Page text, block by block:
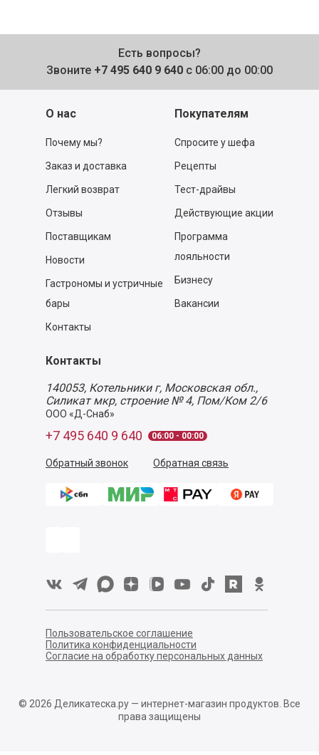
Есть вопросы?
Звоните +7 495 640 9 640 с 06:00 до 00:00
О нас
Почему мы?
Заказ и доставка
Легкий возврат
Отзывы
Поставщикам
Новости
Гастрономы и устричные
бары
Контакты
Покупателям
Спросите у шефа
Рецепты
Тест-драйвы
Действующие акции
Программа
лояльности
Бизнесу
Вакансии
Контакты
140053, Котельники г, Московская обл.,
Силикат мкр, строение № 4, Пом/Ком 2/6
ООО «Д-Снаб»
+7 495 640 9 640 06:00 - 00:00
Обратный звонок Обратная связь
Пользовательское соглашение
Политика конфиденциальности
Согласие на обработку персональных данных
© 2026 Деликатеска.ру — интернет-магазин продуктов. Все
права защищены